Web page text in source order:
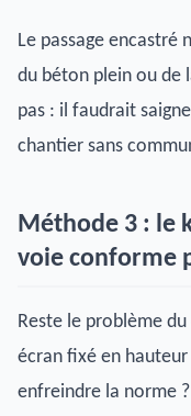
Le passage encastré
du béton plein ou de
pas : il faudrait
chantier sans
Méthode 3 : le
voie conforme
Reste le problème
écran fixé en
enfreindre la norme